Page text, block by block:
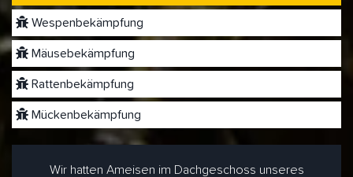
Wespenbekämpfung
Mäusebekämpfung
Rattenbekämpfung
Mückenbekämpfung
Wir hatten Ameisen im Dachgeschoss unseres